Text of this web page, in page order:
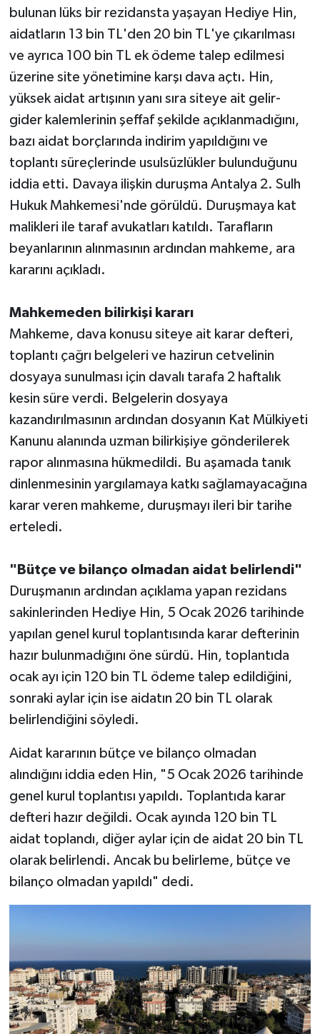
bulunan lüks bir rezidansta yaşayan Hediye Hin,
aidatların 13 bin TL'den 20 bin TL'ye çıkarılması
ve ayrıca 100 bin TL ek ödeme talep edilmesi
üzerine site yönetimine karşı dava açtı. Hin,
yüksek aidat artışının yanı sıra siteye ait gelir-
gider kalemlerinin şeffaf şekilde açıklanmadığını,
bazı aidat borçlarında indirim yapıldığını ve
toplantı süreçlerinde usulsüzlükler bulunduğunu
iddia etti. Davaya ilişkin duruşma Antalya 2. Sulh
Hukuk Mahkemesi'nde görüldü. Duruşmaya kat
malikleri ile taraf avukatları katıldı. Tarafların
beyanlarının alınmasının ardından mahkeme, ara
kararını açıkladı.
Mahkemeden bilirkişi kararı
Mahkeme, dava konusu siteye ait karar defteri,
toplantı çağrı belgeleri ve hazirun cetvelinin
dosyaya sunulması için davalı tarafa 2 haftalık
kesin süre verdi. Belgelerin dosyaya
kazandırılmasının ardından dosyanın Kat Mülkiyeti
Kanunu alanında uzman bilirkişiye gönderilerek
rapor alınmasına hükmedildi. Bu aşamada tanık
dinlenmesinin yargılamaya katkı sağlamayacağına
karar veren mahkeme, duruşmayı ileri bir tarihe
erteledi.
"Bütçe ve bilanço olmadan aidat belirlendi"
Duruşmanın ardından açıklama yapan rezidans
sakinlerinden Hediye Hin, 5 Ocak 2026 tarihinde
yapılan genel kurul toplantısında karar defterinin
hazır bulunmadığını öne sürdü. Hin, toplantıda
ocak ayı için 120 bin TL ödeme talep edildiğini,
sonraki aylar için ise aidatın 20 bin TL olarak
belirlendiğini söyledi.
Aidat kararının bütçe ve bilanço olmadan
alındığını iddia eden Hin, "5 Ocak 2026 tarihinde
genel kurul toplantısı yapıldı. Toplantıda karar
defteri hazır değildi. Ocak ayında 120 bin TL
aidat toplandı, diğer aylar için de aidat 20 bin TL
olarak belirlendi. Ancak bu belirleme, bütçe ve
bilanço olmadan yapıldı" dedi.